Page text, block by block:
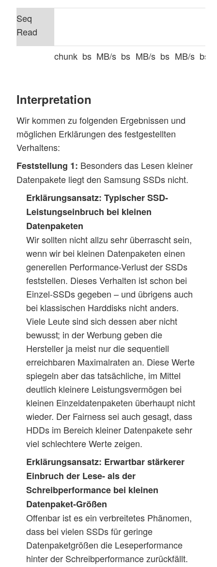
Seq
Read
chunk bs MB/s bs MB/s bs MB/s bs
R10_0
R10_1
32 8 16 355 32 432
Seq
Write
chunk bs MB/s bs MB/s bs MB/s
SSD
– 8 16 333 32 410
R10_0
16 8 16 32
R10_1
32 8 16 298 32 377
R10_2 512 8 16 301 32
Interpretation
Wir kommen zu folgenden Ergebnissen und
möglichen Erklärungen des festgestellten
Verhaltens:
Feststellung 1: Besonders das Lesen kleiner
Datenpakete liegt den Samsung SSDs nicht.
Erklärungsansatz: Typischer SSD-
Leistungseinbruch bei kleinen
Datenpaketen
Wir sollten nicht allzu sehr überrascht sein,
wenn wir bei kleinen Datenpaketen einen
generellen Performance-Verlust der SSDs
feststellen. Dieses Verhalten ist schon bei
Einzel-SSDs gegeben – und übrigens auch
bei klassischen Harddisks nicht anders.
Viele Leute sind sich dessen aber nicht
bewusst; in der Werbung geben die
Hersteller ja meist nur die sequentiell
erreichbaren Maximalraten an. Diese Werte
spiegeln aber das tatsächliche, im Mittel
deutlich kleinere Leistungsvermögen bei
kleinen Einzeldatenpaketen überhaupt nicht
wieder. Der Fairness sei auch gesagt, dass
HDDs im Bereich kleiner Datenpakete sehr
viel schlechtere Werte zeigen.
Erklärungsansatz: Erwartbar stärkerer
Einbruch der Lese- als der
Schreibperformance bei kleinen
Datenpaket-Größen
Offenbar ist es ein verbreitetes Phänomen,
dass bei vielen SSDs für geringe
Datenpaketgrößen die Leseperformance
hinter der Schreibperformance zurückfällt.